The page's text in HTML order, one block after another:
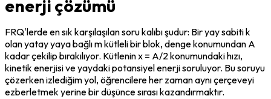
enerji çözümü
FRQ'lerde en sık karşılaşılan soru kalıbı şudur: Bir yay sabiti k
olan yatay yaya bağlı m kütleli bir blok, denge konumundan A
kadar çekilip bırakılıyor. Kütlenin x = A/2 konumundaki hızı,
kinetik enerjisi ve yaydaki potansiyel enerji soruluyor. Bu soruyu
çözerken izlediğim yol, öğrencilere her zaman aynı çerçeveyi
ezberletmek yerine bir düşünce sırası kazandırmaktır.